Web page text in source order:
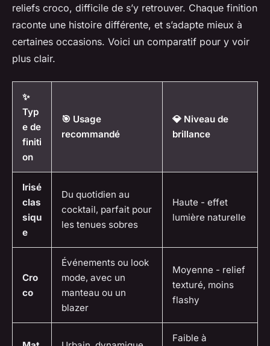
reliefs croco, difficile de s’y retrouver. Chaque finition
raconte une histoire différente, et s’adapte mieux à
certaines occasions. Voici un comparatif pour y voir
plus clair.
✨
Typ
e de
finiti
on
🎯 Usage
recommandé
💎 Niveau de
brillance
Irisé
clas
siqu
e
Du quotidien au
cocktail, parfait pour
les tenues sobres
Haute - effet
lumière naturelle
Cro
co
Événements ou look
mode, avec un
manteau ou un
blazer
Moyenne - relief
texturé, moins
flashy
Faible à